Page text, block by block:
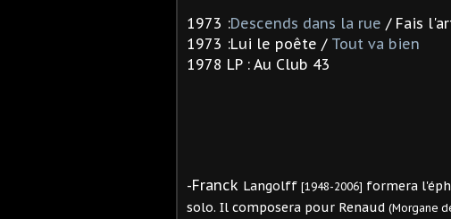
1973 :Descends dans la rue / Fais
1973 :Lui le poête / Tout va bien
1978 LP : Au Club 43
-Franck Langolff [1948-2006] formera
solo. Il composera pour Renaud (Morgane